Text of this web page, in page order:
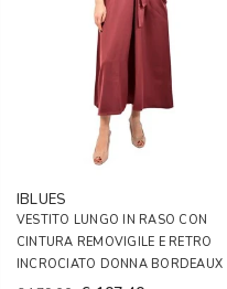
IBLUES
VESTITO LUNGO IN RASO CON
CINTURA REMOVIGILE E RETRO
INCROCIATO DONNA BORDEAUX